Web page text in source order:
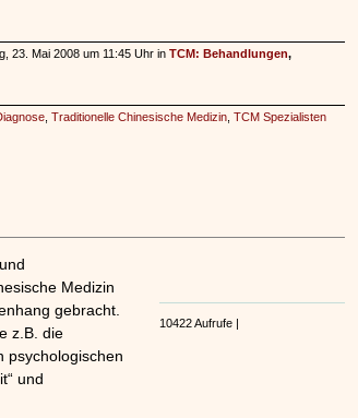
23. Mai 2008 um 11:45 Uhr in TCM: Behandlungen,
Traditionelle Chinesische Medizin TCM Spezialisten
10422 Aufrufe |
Medizin
gebracht.
z.B. die
psychologischen
und